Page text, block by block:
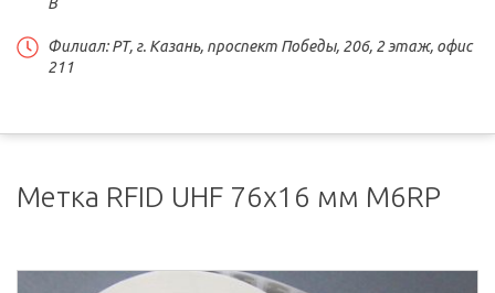
Филиал: РТ, г. Казань, проспект Победы, 206, 2 этаж, офис
211
Метка RFID UHF 76х16 мм M6RР